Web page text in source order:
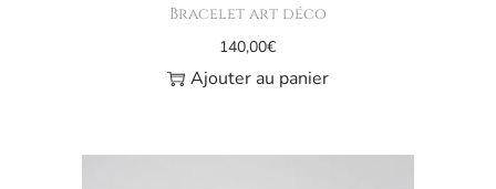
Bracelet art déco
140,00€
Ajouter au panier